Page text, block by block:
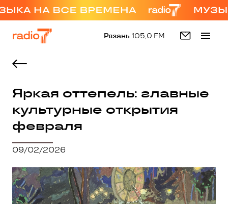
Рязань 105,0 FM
Яркая оттепель: главные
культурные открытия
февраля
09/02/2026